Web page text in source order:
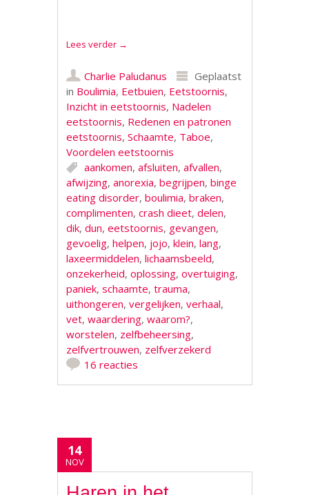
Lees verder →
Charlie Paludanus
Geplaatst
in Boulimia, Eetbuien, Eetstoornis,
Inzicht in eetstoornis, Nadelen
eetstoornis, Redenen en patronen
eetstoornis,Schaamte, Taboe,
Voordelen eetstoornis
aankomen,afsluiten,afvallen,
afwijzing,anorexia,begrijpen,binge
eating disorder,boulimia,braken,
complimenten,crash dieet,delen,
dik,dun,eetstoornis, gevangen,
gevoelig,helpen, jojo,klein,lang,
laxeermiddelen,lichaamsbeeld,
onzekerheid,oplossing,overtuiging,
paniek,schaamte,trauma,
uithongeren,vergelijken,verhaal,
vet,waardering,waarom?,
worstelen, zelfbeheersing,
zelfvertrouwen, zelfverzekerd
16 reacties
14
NOV